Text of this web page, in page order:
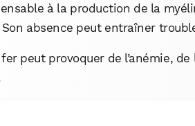
à la production de la
absence peut entraîner
peut provoquer de l’anémie,